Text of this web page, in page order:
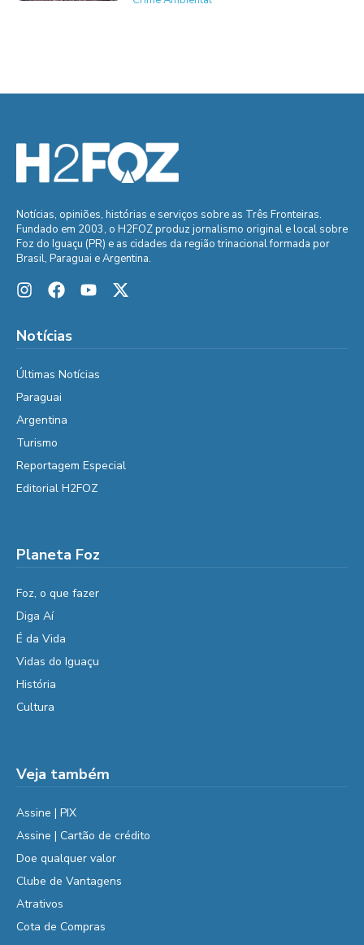
Notícias, opiniões, histórias e serviços sobre as Três Fronteiras.
Fundado em 2003, o H2FOZ produz jornalismo original e local sobre
Foz do Iguaçu (PR) e as cidades da região trinacional formada por
Brasil, Paraguai e Argentina.
Notícias
Últimas Notícias
Paraguai
Argentina
Turismo
Reportagem Especial
Editorial H2FOZ
Planeta Foz
Foz, o que fazer
Diga Aí
É da Vida
Vidas do Iguaçu
História
Cultura
Veja também
Assine | PIX
Assine | Cartão de crédito
Doe qualquer valor
Clube de Vantagens
Atrativos
Cota de Compras